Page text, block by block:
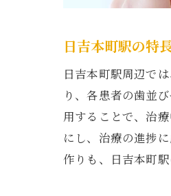
日吉本町駅の特
日吉本町駅周辺で
り、各患者の歯並
用することで、治
にし、治療の進捗
作りも、日吉本町